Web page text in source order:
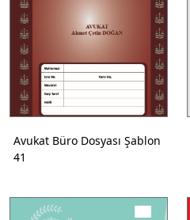
Avukat Büro Dosyası Şablon
41